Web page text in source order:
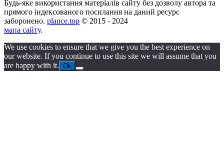
Будь-яке використання матеріалів сайту без дозволу автора та
прямого індексованого посилання на даний ресурс
заборонено. plance.top © 2015 - 2024
мапа сайту.
We use cookies to ensure that we give you the best experience on
our website. If you continue to use this site we will assume that you
are happy with it. Ok